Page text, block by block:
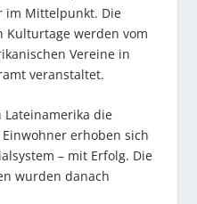
im Mittelpunkt. Die
Kulturtage werden vom
Vereine in
veranstaltet.
Lateinamerika die
erhoben sich
– mit Erfolg. Die
wurden danach